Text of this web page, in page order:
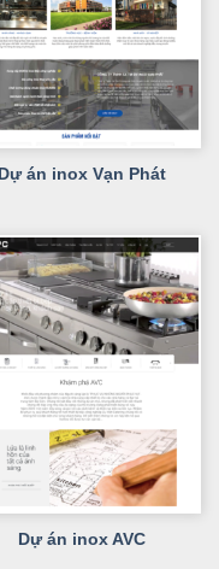
Dự án inox Vạn Phát
Dự án inox AVC